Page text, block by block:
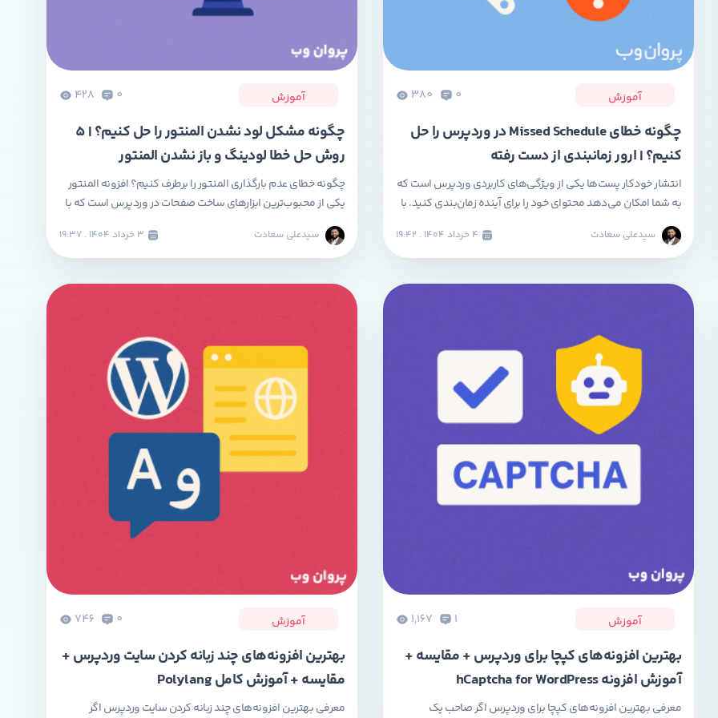
آموزش 0
380
چگونه خطای Missed Schedule در وردپرس را حل
کنیم؟ | ارور زمانبندی از دست رفته
انتشار خودکار پست‌ها یکی از ویژگی‌های کاربردی وردپرس است که
به شما امکان می‌دهد محتوای خود را برای آینده زمان‌بندی کنید. با
این حال، گاهی اوقات پست‌های برنامه‌ریزی‌شده در زمان
تعیین‌شده منتشر نمی‌شوند و با اروری با عنوان Missed Schedule
Error یا همان خطای زمانبندی از دست رفته در وردپرس مواجه
می‌شوید. این مشکل نه‌تنها […]
سیدعلی سعادت
آموزش 0
428
چگونه مشکل لود نشدن المنتور را حل کنیم؟ | 5
روش حل خطا لودینگ و باز نشدن المنتور
چگونه خطای عدم بارگذاری المنتور را برطرف کنیم؟ افزونه المنتور
یکی از محبوب‌ترین ابزارهای ساخت صفحات در وردپرس است که با
رابط کاربری بصری خود، امکان طراحی حرفه‌ای بدون نیاز به
کدنویسی را فراهم می‌کند. با این حال، برخی کاربران هنگام
استفاده از آن با مشکلاتی مانند لود نشدن صفحه‌ساز المنتور، بالا
نیامدن صفحه ویرایش […]
سیدعلی سعادت
آموزش 1
1,167
بهترین افزونه‌های کپچا برای وردپرس + مقایسه +
آموزش افزونه hCaptcha for WordPress
معرفی بهترین افزونه‌های کپچا برای وردپرس اگر صاحب یک
آموزش 0
746
بهترین افزونه‌های چند زبانه كردن سايت وردپرس +
مقایسه + آموزش کامل Polylang
معرفی بهترین افزونه‌های چند زبانه كردن سايت وردپرس اگر